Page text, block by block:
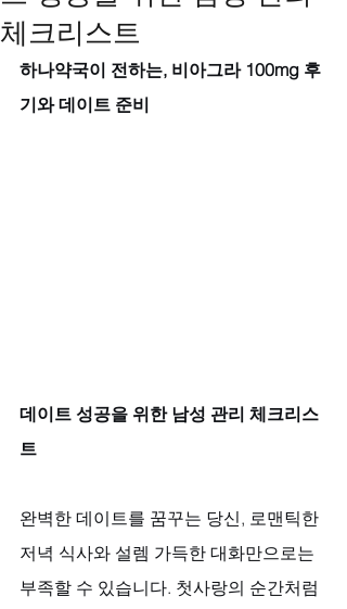
체크리스트
하나약국이 전하는, 비아그라 100mg 후
기와 데이트 준비
데이트 성공을 위한 남성 관리 체크리스
트
완벽한 데이트를 꿈꾸는 당신, 로맨틱한
저녁 식사와 설렘 가득한 대화만으로는
부족할 수 있습니다. 첫사랑의 순간처럼